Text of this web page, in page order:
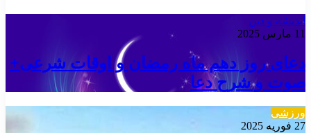
اندیشه و دین
11 مارس 2025
دعای روز دهم ماه رمضان و اوقات شرعی+
صوت و شرح دعا
ورزشی
27 فوریه 2025